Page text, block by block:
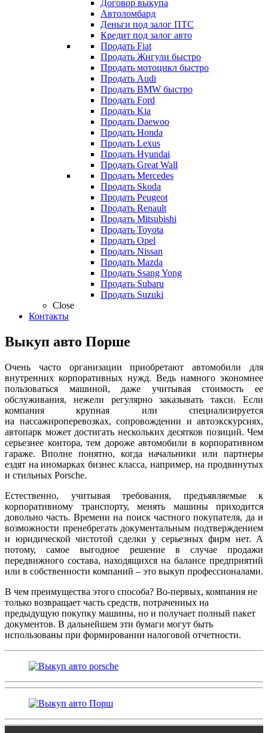
Договор выкупа
Автоломбард
Деньги под залог ПТС
Кредит под залог авто
Продать Fiat
Продать Жигули быстро
Продать мотоцикл быстро
Продать Audi
Продать BMW быстро
Продать Ford
Продать Kia
Продать Daewoo
Продать Honda
Продать Lexus
Продать Hyundai
Продать Great Wall
Продать Mercedes
Продать Skoda
Продать Peugeot
Продать Renault
Продать Mitsubishi
Продать Toyota
Продать Opel
Продать Nissan
Продать Mazda
Продать Ssang Yong
Продать Subaru
Продать Suzuki
Close
Контакты
Выкуп авто Порше
Очень часто организации приобретают автомобили для
внутренних корпоративных нужд. Ведь намного экономнее
пользоваться машиной, даже учитывая стоимость ее
обслуживания, нежели регулярно заказывать такси. Если
компания крупная или специализируется
на пассажироперевозках, сопровождении и автоэкскурсиях,
автопарк может достигать нескольких десятков позиций. Чем
серьезнее контора, тем дороже автомобили в корпоративном
гараже. Вполне понятно, когда начальники или партнеры
ездят на иномарках бизнес класса, например, на продвинутых
и стильных Porsсhe.
Естественно, учитывая требования, предъявляемые к
корпоративному транспорту, менять машины приходится
довольно часть. Времени на поиск частного покупателя, да и
возможности пренебрегать документальным подтверждением
и юридической чистотой сделки у серьезных фирм нет. А
потому, самое выгодное решение в случае продажи
передвижного состава, находящихся на балансе предприятий
или в собственности компаний – это выкуп профессионалами.
В чем преимущества этого способа? Во-первых, компания не
только возвращает часть средств, потраченных на
предыдущую покупку машины, но и получает полный пакет
документов. В дальнейшем эти бумаги могут быть
использованы при формировании налоговой отчетности.